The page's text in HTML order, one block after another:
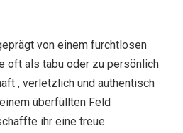
von einem furchtlosen
oft als tabu oder zu persönlich
, verletzlich und authentisch
überfüllten Feld
ihr eine treue